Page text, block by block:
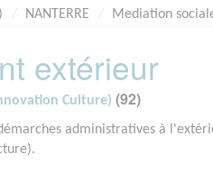
NANTERRE Mediation
extérieur
Culture) (92)
administratives à